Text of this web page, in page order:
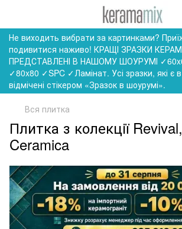
Не виходить вибрати за картинками?
подивитися наживо! КРАЩІ ЗРАЗКИ
ПРЕДСТАВЛЕНІ В НАШОМУ ШОУРУМІ
✓80x80 ✓SPC ✓Ламінат. Усі зразки, які є
відмічені стікером «Зразок в шоурумі».
Вся плитка
Плитка з колекції
Ceramica